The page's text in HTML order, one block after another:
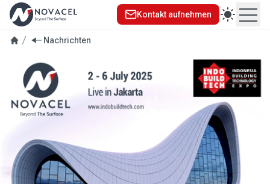
Kontakt aufnehmen
Nachrichten